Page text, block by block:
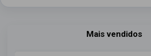
Mais vendidos